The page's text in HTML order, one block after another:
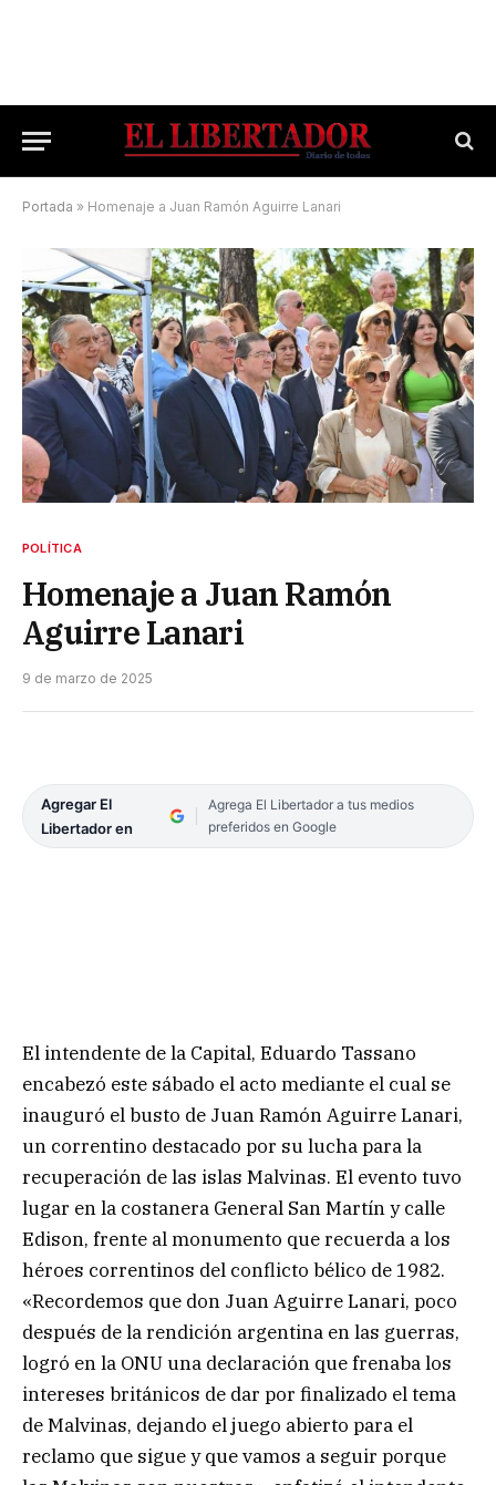
Portada » Homenaje a Juan Ramón Aguirre Lanari
POLÍTICA
Homenaje a Juan Ramón
Aguirre Lanari
9 de marzo de 2025
Agregar El
Libertador en
Agrega El Libertador a tus medios
preferidos en Google
El intendente de la Capital, Eduardo Tassano
encabezó este sábado el acto mediante el cual se
inauguró el busto de Juan Ramón Aguirre Lanari,
un correntino destacado por su lucha para la
recuperación de las islas Malvinas. El evento tuvo
lugar en la costanera General San Martín y calle
Edison, frente al monumento que recuerda a los
héroes correntinos del conflicto bélico de 1982.
«Recordemos que don Juan Aguirre Lanari, poco
después de la rendición argentina en las guerras,
logró en la ONU una declaración que frenaba los
intereses británicos de dar por finalizado el tema
de Malvinas, dejando el juego abierto para el
reclamo que sigue y que vamos a seguir porque